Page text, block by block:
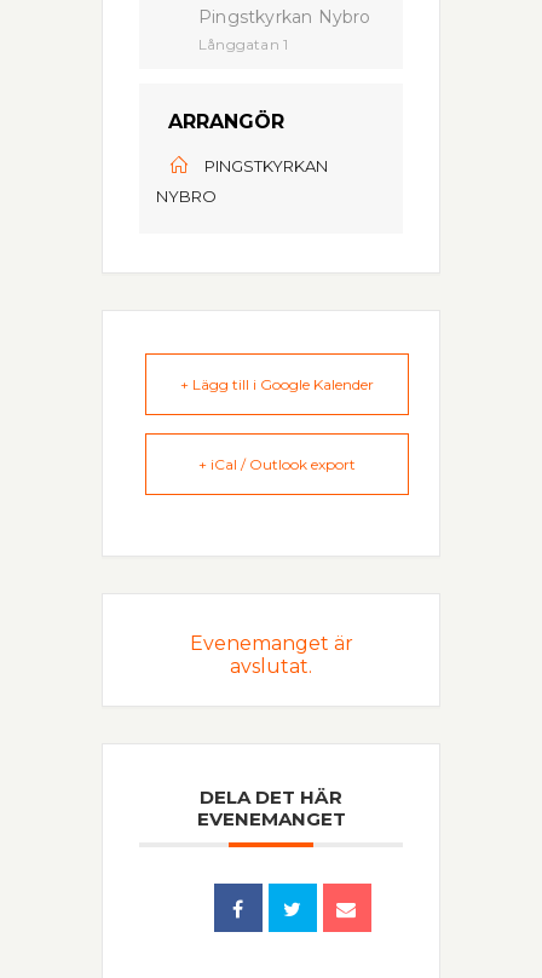
Pingstkyrkan Nybro
Långgatan 1
ARRANGÖR
PINGSTKYRKAN
NYBRO
+ Lägg till i Google Kalender
+ iCal / Outlook export
Evenemanget är
avslutat.
DELA DET HÄR
EVENEMANGET